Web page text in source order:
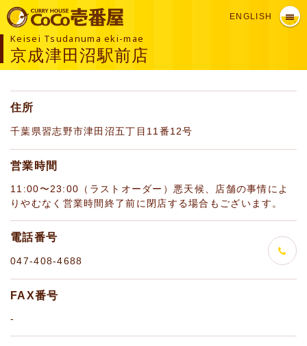
ENGLISH
Keisei Tsudanuma eki-mae
京成津田沼駅前店
住所
千葉県習志野市津田沼五丁目11番12号
営業時間
11:00〜23:00（ラストオーダー）悪天候、店舗の事情によ
りやむなく営業時間終了前に閉店する場合もございます。
電話番号
047-408-4688
FAX番号
-